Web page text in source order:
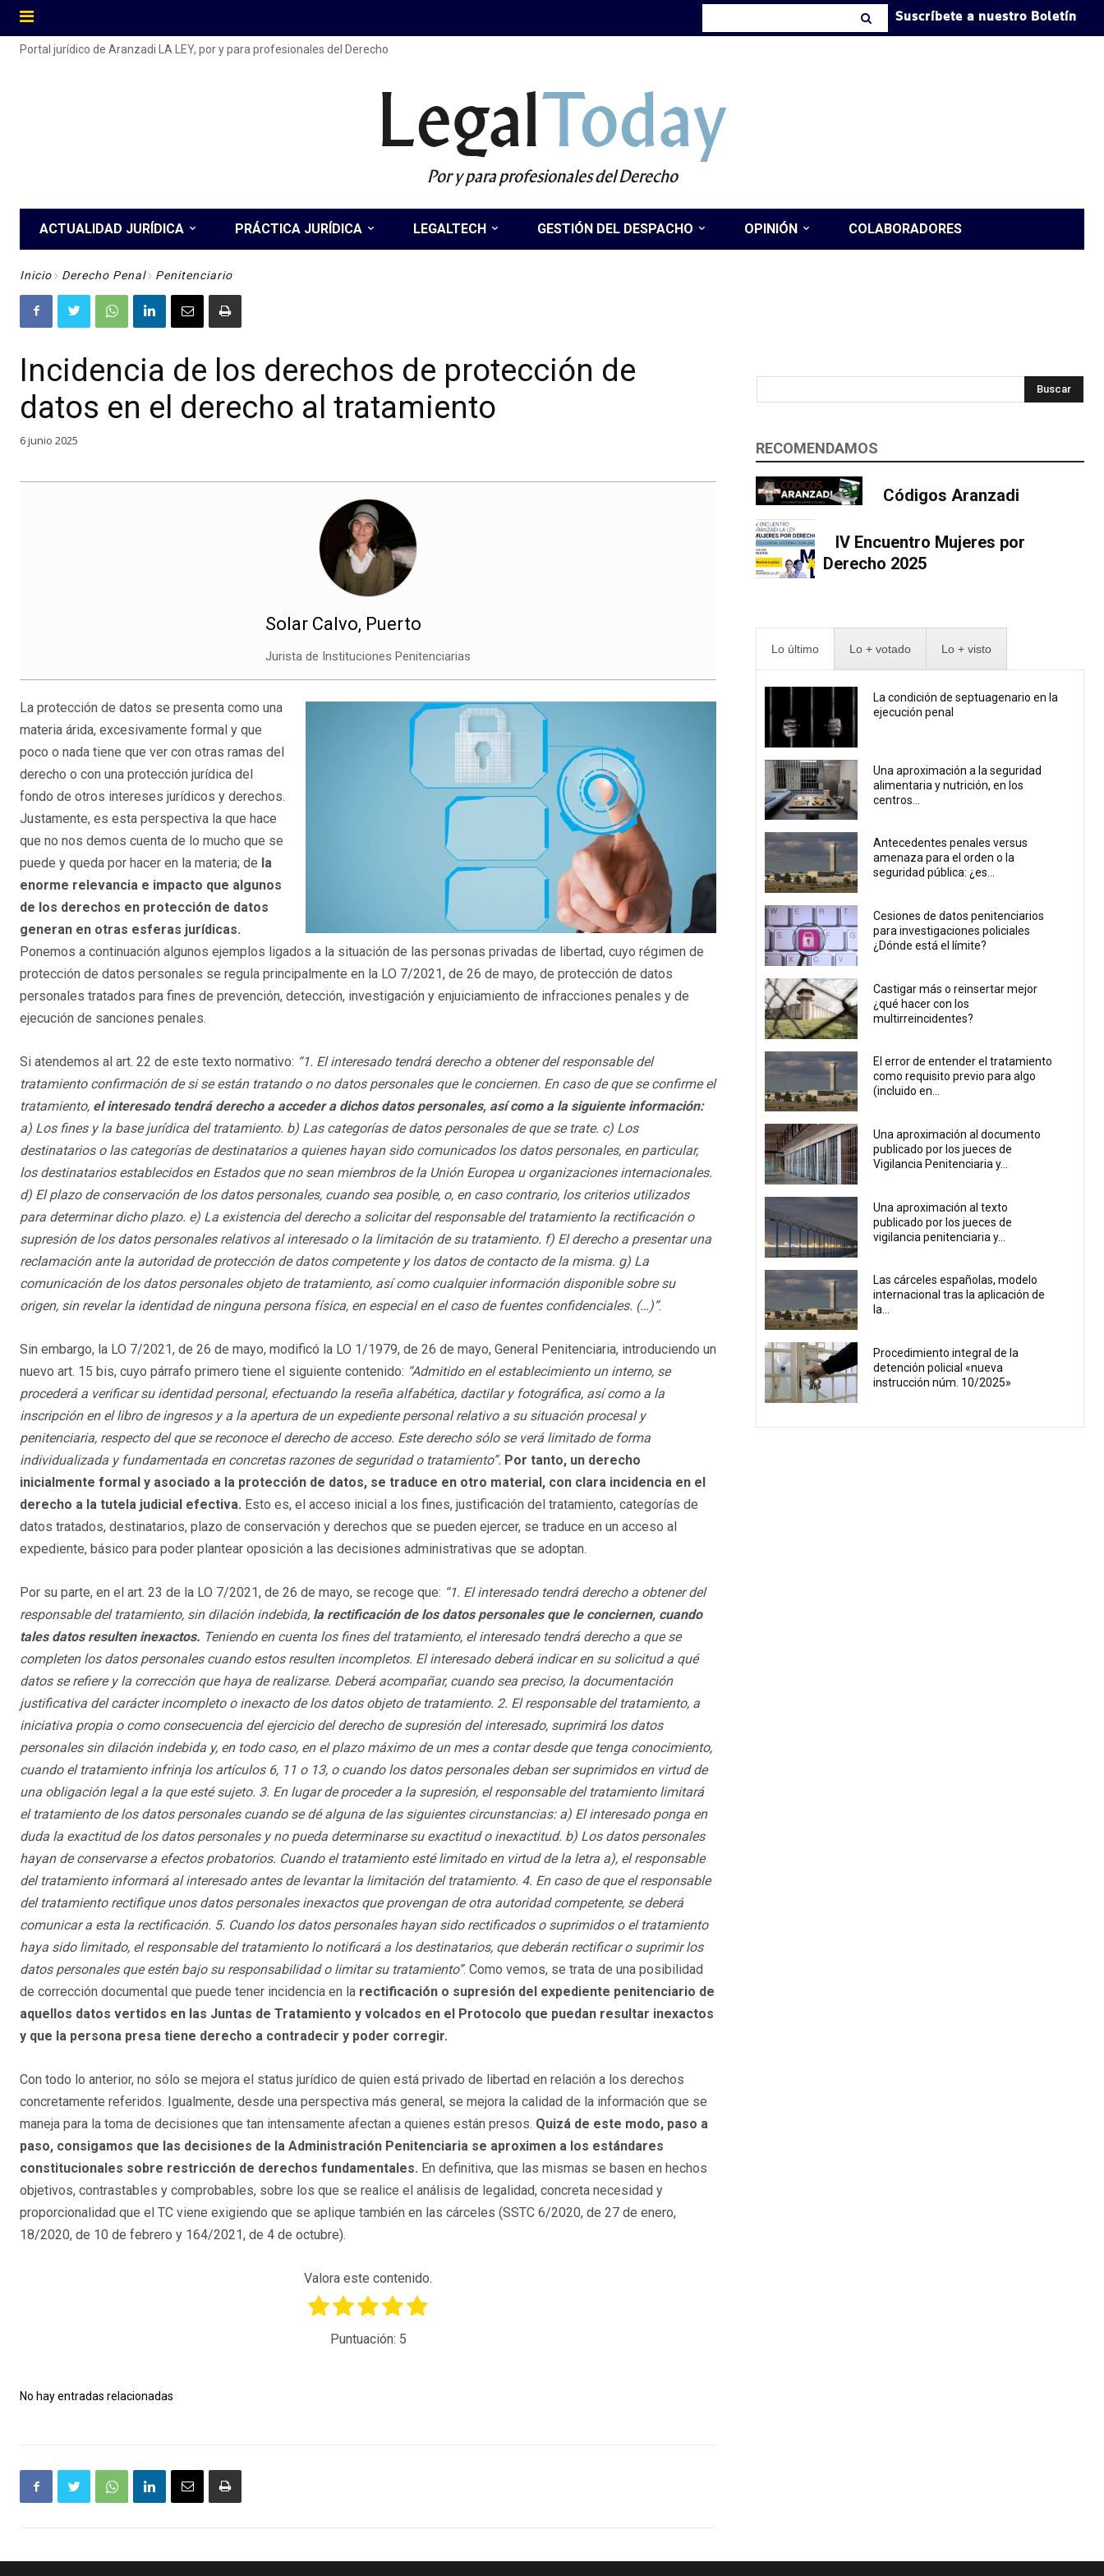
Suscríbete a nuestro Boletín
Portal jurídico de Aranzadi LA LEY, por y para profesionales del Derecho
LegalToday
Por y para profesionales del Derecho
ACTUALIDAD JURÍDICA PRÁCTICA JURÍDICA LEGALTECH GESTIÓN DEL DESPACHO OPINIÓN COLABORADORES
Inicio Derecho Penal Penitenciario
Incidencia de los derechos de protección de
datos en el derecho al tratamiento
6 junio 2025
Solar Calvo, Puerto
Jurista de Instituciones Penitenciarias
La protección de datos se presenta como una
materia árida, excesivamente formal y que
poco o nada tiene que ver con otras ramas del
derecho o con una protección jurídica del
fondo de otros intereses jurídicos y derechos.
Justamente, es esta perspectiva la que hace
que no nos demos cuenta de lo mucho que se
puede y queda por hacer en la materia; de la
enorme relevancia e impacto que algunos
de los derechos en protección de datos
generan en otras esferas jurídicas.
Ponemos a continuación algunos ejemplos ligados a la situación de las personas privadas de libertad, cuyo régimen de
protección de datos personales se regula principalmente en la LO 7/2021, de 26 de mayo, de protección de datos
personales tratados para fines de prevención, detección, investigación y enjuiciamiento de infracciones penales y de
ejecución de sanciones penales.
Si atendemos al art. 22 de este texto normativo: “1. El interesado tendrá derecho a obtener del responsable del
tratamiento confirmación de si se están tratando o no datos personales que le conciernen. En caso de que se confirme el
tratamiento, el interesado tendrá derecho a acceder a dichos datos personales, así como a la siguiente información:
a) Los fines y la base jurídica del tratamiento. b) Las categorías de datos personales de que se trate. c) Los
destinatarios o las categorías de destinatarios a quienes hayan sido comunicados los datos personales, en particular,
los destinatarios establecidos en Estados que no sean miembros de la Unión Europea u organizaciones internacionales.
d) El plazo de conservación de los datos personales, cuando sea posible, o, en caso contrario, los criterios utilizados
para determinar dicho plazo. e) La existencia del derecho a solicitar del responsable del tratamiento la rectificación o
supresión de los datos personales relativos al interesado o la limitación de su tratamiento. f) El derecho a presentar una
reclamación ante la autoridad de protección de datos competente y los datos de contacto de la misma. g) La
comunicación de los datos personales objeto de tratamiento, así como cualquier información disponible sobre su
origen, sin revelar la identidad de ninguna persona física, en especial en el caso de fuentes confidenciales. (…)”.
Sin embargo, la LO 7/2021, de 26 de mayo, modificó la LO 1/1979, de 26 de mayo, General Penitenciaria, introduciendo un
nuevo art. 15 bis, cuyo párrafo primero tiene el siguiente contenido: “Admitido en el establecimiento un interno, se
procederá a verificar su identidad personal, efectuando la reseña alfabética, dactilar y fotográfica, así como a la
inscripción en el libro de ingresos y a la apertura de un expediente personal relativo a su situación procesal y
penitenciaria, respecto del que se reconoce el derecho de acceso. Este derecho sólo se verá limitado de forma
individualizada y fundamentada en concretas razones de seguridad o tratamiento”. Por tanto, un derecho
inicialmente formal y asociado a la protección de datos, se traduce en otro material, con clara incidencia en el
derecho a la tutela judicial efectiva. Esto es, el acceso inicial a los fines, justificación del tratamiento, categorías de
datos tratados, destinatarios, plazo de conservación y derechos que se pueden ejercer, se traduce en un acceso al
expediente, básico para poder plantear oposición a las decisiones administrativas que se adoptan.
Por su parte, en el art. 23 de la LO 7/2021, de 26 de mayo, se recoge que: “1. El interesado tendrá derecho a obtener del
responsable del tratamiento, sin dilación indebida, la rectificación de los datos personales que le conciernen, cuando
tales datos resulten inexactos. Teniendo en cuenta los fines del tratamiento, el interesado tendrá derecho a que se
completen los datos personales cuando estos resulten incompletos. El interesado deberá indicar en su solicitud a qué
datos se refiere y la corrección que haya de realizarse. Deberá acompañar, cuando sea preciso, la documentación
justificativa del carácter incompleto o inexacto de los datos objeto de tratamiento. 2. El responsable del tratamiento, a
iniciativa propia o como consecuencia del ejercicio del derecho de supresión del interesado, suprimirá los datos
personales sin dilación indebida y, en todo caso, en el plazo máximo de un mes a contar desde que tenga conocimiento,
cuando el tratamiento infrinja los artículos 6, 11 o 13, o cuando los datos personales deban ser suprimidos en virtud de
una obligación legal a la que esté sujeto. 3. En lugar de proceder a la supresión, el responsable del tratamiento limitará
el tratamiento de los datos personales cuando se dé alguna de las siguientes circunstancias: a) El interesado ponga en
duda la exactitud de los datos personales y no pueda determinarse su exactitud o inexactitud. b) Los datos personales
hayan de conservarse a efectos probatorios. Cuando el tratamiento esté limitado en virtud de la letra a), el responsable
del tratamiento informará al interesado antes de levantar la limitación del tratamiento. 4. En caso de que el responsable
del tratamiento rectifique unos datos personales inexactos que provengan de otra autoridad competente, se deberá
comunicar a esta la rectificación. 5. Cuando los datos personales hayan sido rectificados o suprimidos o el tratamiento
haya sido limitado, el responsable del tratamiento lo notificará a los destinatarios, que deberán rectificar o suprimir los
datos personales que estén bajo su responsabilidad o limitar su tratamiento”. Como vemos, se trata de una posibilidad
de corrección documental que puede tener incidencia en la rectificación o supresión del expediente penitenciario de
aquellos datos vertidos en las Juntas de Tratamiento y volcados en el Protocolo que puedan resultar inexactos
y que la persona presa tiene derecho a contradecir y poder corregir.
Con todo lo anterior, no sólo se mejora el status jurídico de quien está privado de libertad en relación a los derechos
concretamente referidos. Igualmente, desde una perspectiva más general, se mejora la calidad de la información que se
maneja para la toma de decisiones que tan intensamente afectan a quienes están presos. Quizá de este modo, paso a
paso, consigamos que las decisiones de la Administración Penitenciaria se aproximen a los estándares
constitucionales sobre restricción de derechos fundamentales. En definitiva, que las mismas se basen en hechos
objetivos, contrastables y comprobables, sobre los que se realice el análisis de legalidad, concreta necesidad y
proporcionalidad que el TC viene exigiendo que se aplique también en las cárceles (SSTC 6/2020, de 27 de enero,
18/2020, de 10 de febrero y 164/2021, de 4 de octubre).
Valora este contenido.
Puntuación: 5
No hay entradas relacionadas
Buscar
RECOMENDAMOS
Códigos Aranzadi
IV Encuentro Mujeres por
Derecho 2025
Lo último Lo + votado Lo + visto
La condición de septuagenario en la
ejecución penal
Una aproximación a la seguridad
alimentaria y nutrición, en los
centros...
Antecedentes penales versus
amenaza para el orden o la
seguridad pública: ¿es...
Cesiones de datos penitenciarios
para investigaciones policiales
¿Dónde está el límite?
Castigar más o reinsertar mejor
¿qué hacer con los
multirreincidentes?
El error de entender el tratamiento
como requisito previo para algo
(incluido en...
Una aproximación al documento
publicado por los jueces de
Vigilancia Penitenciaria y...
Una aproximación al texto
publicado por los jueces de
vigilancia penitenciaria y...
Las cárceles españolas, modelo
internacional tras la aplicación de
la...
Procedimiento integral de la
detención policial «nueva
instrucción núm. 10/2025»